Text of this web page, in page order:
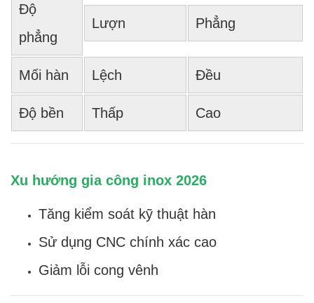
Độ
phẳng
Lượn Phẳng
Mối hàn Lệch Đều
Độ bền Thấp Cao
Xu hướng gia công inox 2026
Tăng kiểm soát kỹ thuật hàn
Sử dụng CNC chính xác cao
Giảm lỗi cong vênh